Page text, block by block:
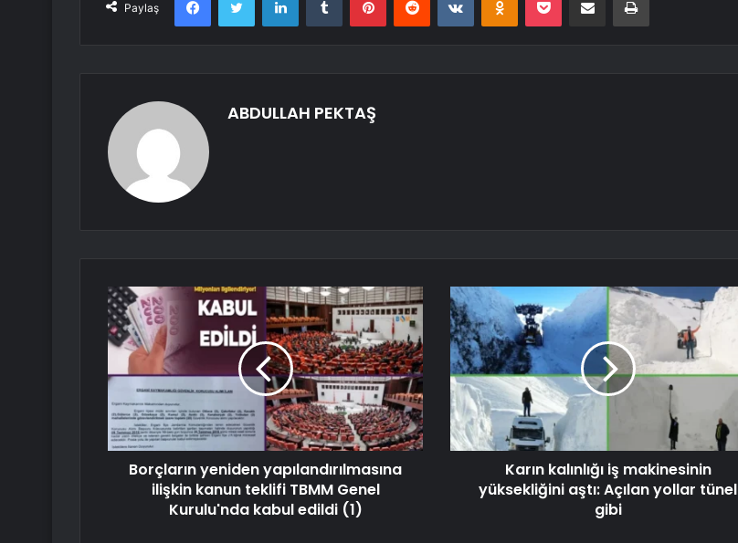
Paylaş
ABDULLAH PEKTAŞ
Borçların yeniden yapılandırılmasına
ilişkin kanun teklifi TBMM Genel
Kurulu'nda kabul edildi (1)
Karın kalınlığı iş makinesinin
yüksekliğini aştı: Açılan yollar tünel
gibi